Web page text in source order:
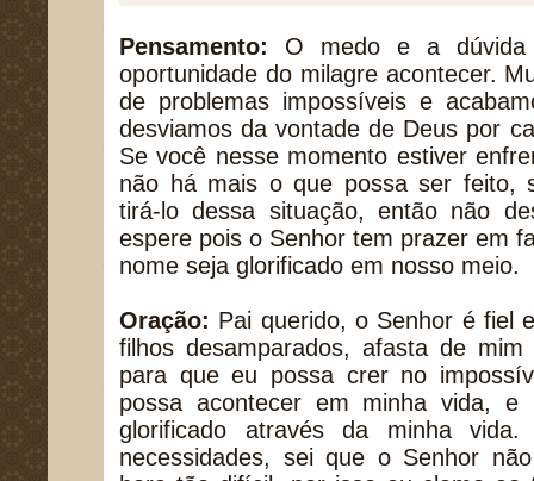
Pensamento: O medo e a
oportunidade do milagre acontecer.
de problemas impossíveis e
desviamos da vontade de Deus por
Se você nesse momento estiver
não há mais o que possa ser feito,
tirá-lo dessa situação, então não
espere pois o Senhor tem prazer em
nome seja glorificado em nosso meio.
Oração: Pai querido, o Senhor é fiel
filhos desamparados, afasta de
para que eu possa crer no
possa acontecer em minha vida,
glorificado através da minha
necessidades, sei que o Senhor